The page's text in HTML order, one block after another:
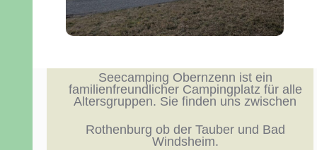
Seecamping Obernzenn ist ein
familienfreundlicher Campingplatz für alle
Altersgruppen. Sie finden uns zwischen
Rothenburg ob der Tauber und Bad
Windsheim.